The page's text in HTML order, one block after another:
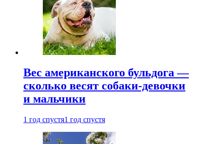
Вес американского бульдога —
сколько весят собаки-девочки
и мальчики
1 год спустя1 год спустя